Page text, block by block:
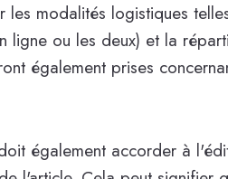
les modalités logistiques
ligne ou les deux) et la
également prises
également accorder à